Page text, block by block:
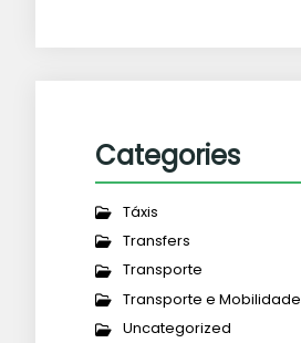
Categories
Táxis
Transfers
Transporte
Transporte e Mobilidade
Uncategorized